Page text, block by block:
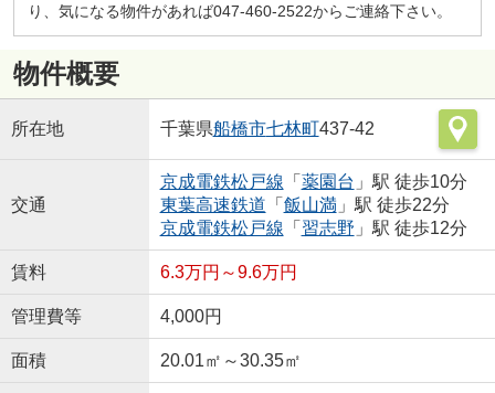
り、気になる物件があれば047-460-2522からご連絡下さい。
物件概要
所在地 千葉県船橋市七林町437-42
交通
京成電鉄松戸線 「 薬園台 」駅 徒歩10分
東葉高速鉄道 「 飯山満」駅 徒歩22分
京成電鉄松戸線 「 習志野 」駅 徒歩12分
賃料 6.3万円～9.6万円
管理費等 4,000円
面積 20.01㎡～30.35㎡